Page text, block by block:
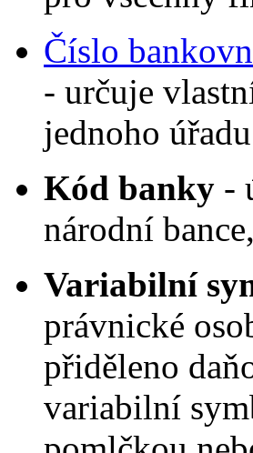
Číslo
- určuje
jednoho
Kód banky -
národní
Variabilní
právnické
přiděleno
variabilní